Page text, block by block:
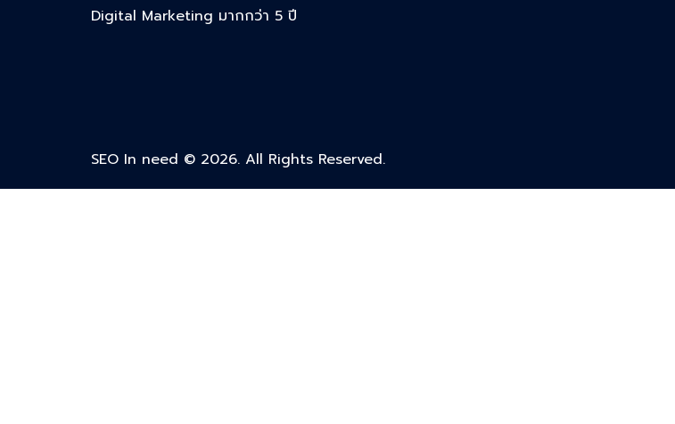
Digital Marketing มากกว่า 5 ปี
SEO In need © 2026. All Rights Reserved.